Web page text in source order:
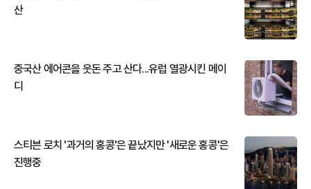
산
중국산 에어콘을 웃돈 주고 산다...유럽 열광시킨 메이
디
스티븐 로치 '과거의 홍콩'은 끝났지만 '새로운 홍콩'은
진행중